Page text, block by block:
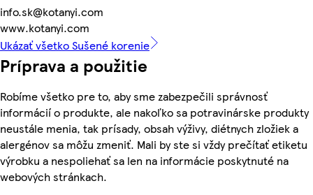
info.sk@kotanyi.com
www.kotanyi.com
Ukázať všetko Sušené korenie
Príprava a použitie
Robíme všetko pre to, aby sme zabezpečili správnosť
informácií o produkte, ale nakoľko sa potravinárske produkty
neustále menia, tak prísady, obsah výživy, diétnych zložiek a
alergénov sa môžu zmeniť. Mali by ste si vždy prečítať etiketu
výrobku a nespoliehať sa len na informácie poskytnuté na
webových stránkach.